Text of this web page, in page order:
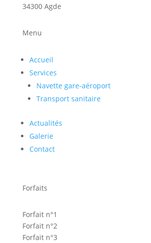
34300 Agde
Menu
Accueil
Services
Navette gare-aéroport
Transport sanitaire
Actualités
Galerie
Contact
Forfaits
Forfait n°1
Forfait n°2
Forfait n°3